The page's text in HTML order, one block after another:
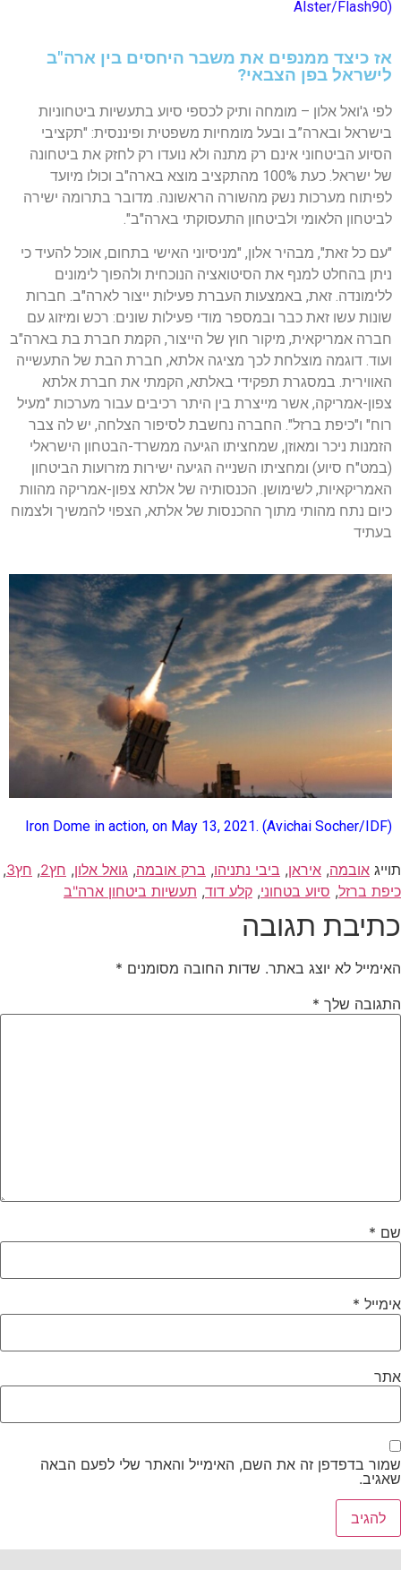
Alster/Flash90)
אז כיצד ממנפים את משבר היחסים בין ארה"ב
לישראל בפן הצבאי?
לפי ג'ואל אלון – מומחה ותיק לכספי סיוע בתעשיות ביטחוניות
בישראל ובארה”ב ובעל מומחיות משפטית ופיננסית: "תקציבי
הסיוע הביטחוני אינם רק מתנה ולא נועדו רק לחזק את ביטחונה
של ישראל. כעת 100% מהתקציב מוצא בארה"ב וכולו מיועד
לפיתוח מערכות נשק מהשורה הראשונה. מדובר בתרומה ישירה
לביטחון הלאומי ולביטחון התעסוקתי בארה"ב".
"עם כל זאת", מבהיר אלון, "מניסיוני האישי בתחום, אוכל להעיד כי
ניתן בהחלט למנף את הסיטואציה הנוכחית ולהפוך לימונים
ללימונדה. זאת, באמצעות העברת פעילות ייצור לארה"ב. חברות
שונות עשו זאת כבר ובמספר מודי פעילות שונים: רכש ומיזוג עם
חברה אמריקאית, מיקור חוץ של הייצור, הקמת חברת בת בארה"ב
ועוד. דוגמה מוצלחת לכך מציגה אלתא, חברת הבת של התעשייה
האווירית. במסגרת תפקידי באלתא, הקמתי את חברת אלתא
צפון-אמריקה, אשר מייצרת בין היתר רכיבים עבור מערכות "מעיל
רוח" ו"כיפת ברזל". החברה נחשבת לסיפור הצלחה, יש לה צבר
הזמנות ניכר ומאוזן, שמחציתו הגיעה ממשרד-הבטחון הישראלי
(במט"ח סיוע) ומחציתו השנייה הגיעה ישירות מזרועות הביטחון
האמריקאיות, לשימושן. הכנסותיה של אלתא צפון-אמריקה מהוות
כיום נתח מהותי מתוך ההכנסות של אלתא, הצפוי להמשיך ולצמוח
בעתיד
Iron Dome in action, on May 13, 2021. (Avichai Socher/IDF)
תוייג אובמה, איראן, ביבי נתניהו, ברק אובמה, גואל אלון, חץ2 , חץ3 ,
כיפת ברזל, סיוע בטחוני, קלע דוד, תעשיות ביטחון ארה"ב
כתיבת תגובה
האימייל לא יוצג באתר. שדות החובה מסומנים *
התגובה שלך *
שם *
אימייל *
אתר
שמור בדפדפן זה את השם, האימייל והאתר שלי לפעם הבאה
שאגיב.